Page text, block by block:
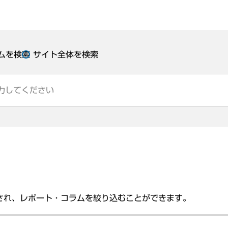
を検索 サイト全体を検索
、レポート・コラムを絞り込むことができます。